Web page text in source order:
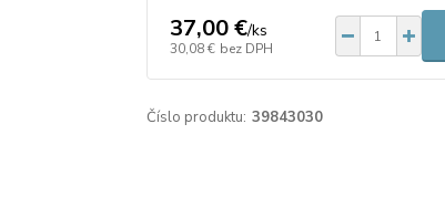
37,00 €/ks
30,08 € bez DPH
Číslo produktu: 39843030